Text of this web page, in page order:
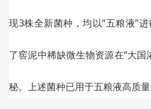
现3株全新菌种，均以“五粮液”
了窖泥中稀缺微生物资源在“大国
秘。上述菌种已用于五粮液高质量